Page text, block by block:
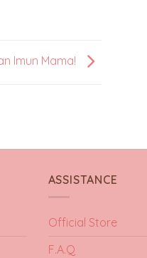
Imun Mama!
ASSISTANCE
Official Store
F.A.Q